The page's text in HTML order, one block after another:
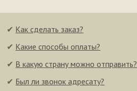
✔ Как сделать заказ?
✔ Какие способы оплаты?
✔ В какую страну можно отправить?
✔ Был ли звонок адресату?